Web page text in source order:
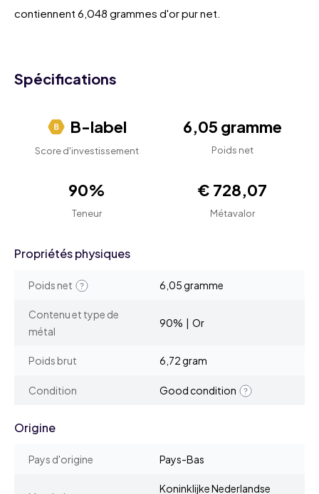
contiennent 6,048 grammes d'or pur net.
Spécifications
B-label
Score d'investissement
6,05 gramme
Poids net
90%
Teneur
€ 728,07
Métavalor
Propriétés physiques
Poids net 6,05 gramme
Contenu et type de
métal
90% | Or
Poids brut 6,72 gram
Condition Good condition
Origine
Pays d'origine Pays-Bas
Koninklijke Nederlandse